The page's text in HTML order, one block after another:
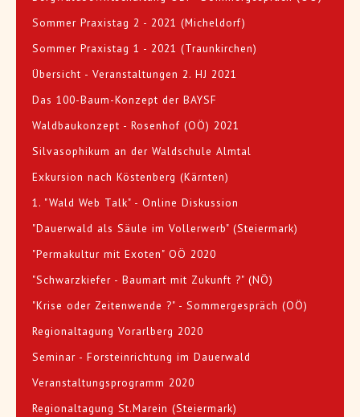
Sommer Praxistag 2 - 2021 (Micheldorf)
Sommer Praxistag 1 - 2021 (Traunkirchen)
Übersicht - Veranstaltungen 2. HJ 2021
Das 100-Baum-Konzept der BAYSF
Waldbaukonzept - Rosenhof (OÖ) 2021
Silvasophikum an der Waldschule Almtal
Exkursion nach Köstenberg (Kärnten)
1. "Wald Web Talk" - Online Diskussion
"Dauerwald als Säule im Vollerwerb" (Steiermark)
"Permakultur mit Exoten" OÖ 2020
"Schwarzkiefer - Baumart mit Zukunft ?" (NÖ)
"Krise oder Zeitenwende ?" - Sommergespräch (OÖ)
Regionaltagung Vorarlberg 2020
Seminar - Forsteinrichtung im Dauerwald
Veranstaltungsprogramm 2020
Regionaltagung St.Marein (Steiermark)